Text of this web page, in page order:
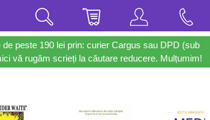
peste 190 lei prin: curier Cargus sau DPD (sub
vă rugăm scrieți la căutare reducere. Mulțumim!